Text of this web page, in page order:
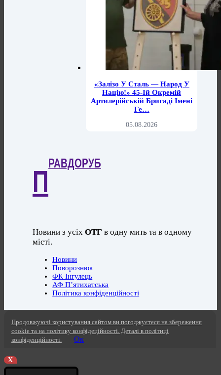
«Залізо У Сталь — Народ У
Націю!» 45-Ій Окремій
Артилерійській Бригаді Імені
Ге…
05.08.2026
П
РАВДОРУБ
Новини з усіхОТГ в одну мить та в одному
місті.
Новини
Поворознюк
ФК Інгулець
АФ П’ятихатська
Політика конфіденційності
Продовжуючі користування сайтом ви погоджуєтеся на збереження
cookie та на політику конфідеційності. Деталі в політиці
конфіденційності.
Ок
X